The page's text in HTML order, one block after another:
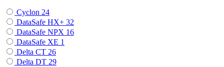
Cyclon 24
DataSafe HX+ 32
DataSafe NPX 16
DataSafe XE 1
Delta CT 26
Delta DT 29